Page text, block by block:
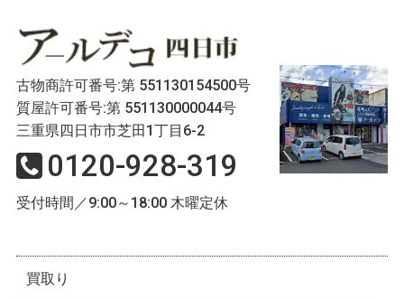
古物商許可番号:第 551130154500号
質屋許可番号:第 551130000044号
三重県四日市市芝田1丁目6-2
0120-928-319
受付時間／9:00～18:00 木曜定休
買取り